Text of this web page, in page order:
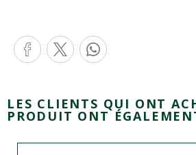
LES CLIENTS QUI ONT
PRODUIT ONT